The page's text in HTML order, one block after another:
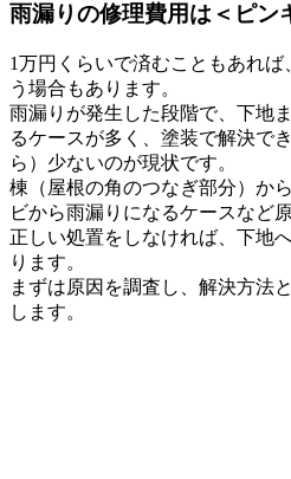
雨漏りの修理費用は＜ピン
1万円くらいで済むこともあれば
う場合もあります。
雨漏りが発生した段階で、下地
るケースが多く、塗装で解決で
ら）少ないのが現状です。
棟（屋根の角のつなぎ部分）か
ビから雨漏りになるケースなど
正しい処置をしなければ、下地
ります。
まずは原因を調査し、解決方法
します。